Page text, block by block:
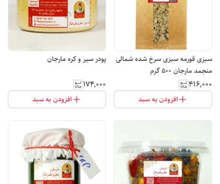
سبزی قورمه سبزی سرخ شده شمالی
منجمد مارجان 500 گرم
۴۱۶٬۰۰۰
افزودن به سبد
پودر سیر و کره مارجان
۱۷۴٬۰۰۰
افزودن به سبد